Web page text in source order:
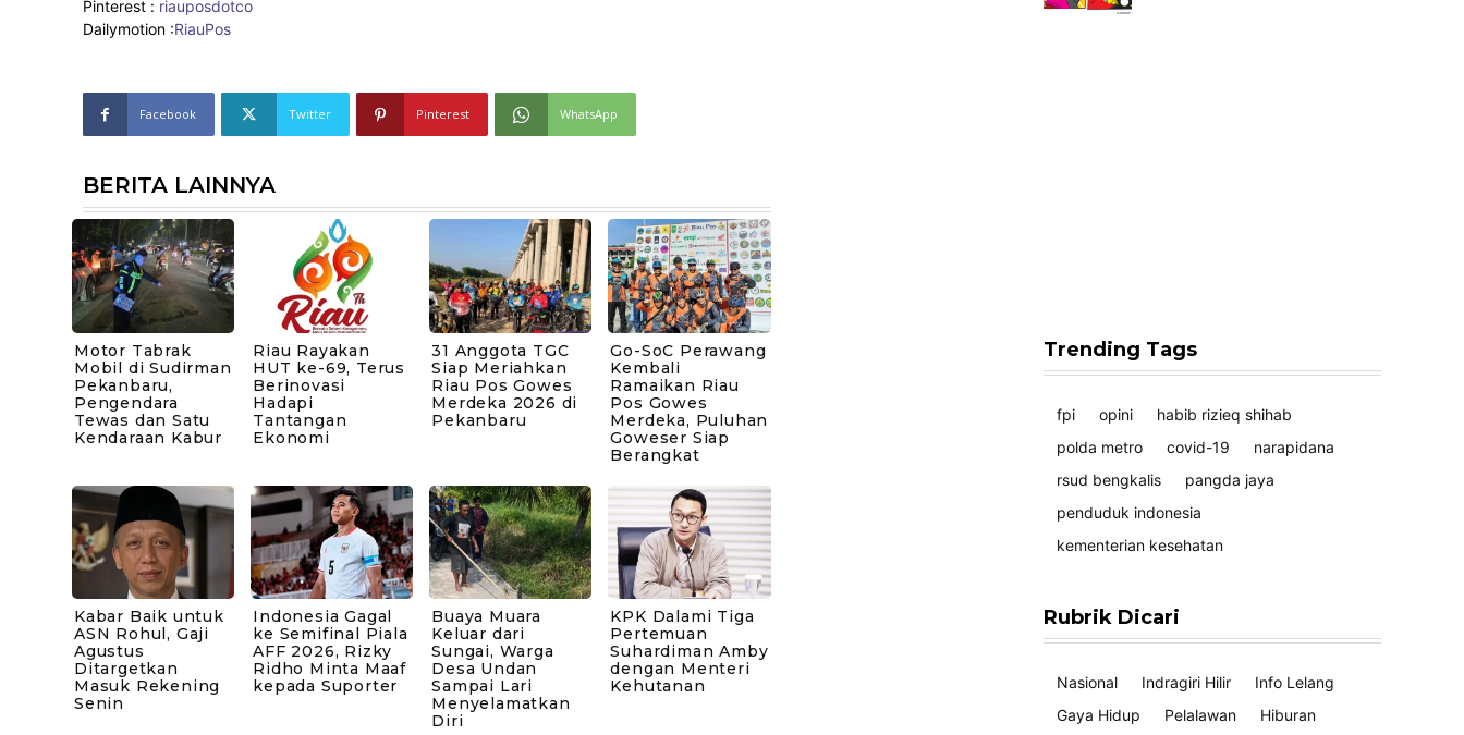
Pinterest : riauposdotco
Dailymotion :RiauPos
Facebook Twitter Pinterest WhatsApp
BERITA LAINNYA
Motor Tabrak
Mobil di Sudirman
Pekanbaru,
Pengendara
Tewas dan Satu
Kendaraan Kabur
Riau Rayakan
HUT ke-69, Terus
Berinovasi
Hadapi
Tantangan
Ekonomi
31 Anggota TGC
Siap Meriahkan
Riau Pos Gowes
Merdeka 2026 di
Pekanbaru
Go-SoC Perawang
Kembali
Ramaikan Riau
Pos Gowes
Merdeka, Puluhan
Goweser Siap
Berangkat
Kabar Baik untuk
ASN Rohul, Gaji
Agustus
Ditargetkan
Masuk Rekening
Senin
Indonesia Gagal
ke Semifinal Piala
AFF 2026, Rizky
Ridho Minta Maaf
kepada Suporter
Buaya Muara
Keluar dari
Sungai, Warga
Desa Undan
Sampai Lari
Menyelamatkan
Diri
KPK Dalami Tiga
Pertemuan
Suhardiman Amby
dengan Menteri
Kehutanan
Trending Tags
fpi opini
habib rizieq shihab
polda metro
covid-19
narapidana
rsud bengkalis
pangda jaya
penduduk indonesia
kementerian kesehatan
Rubrik Dicari
Nasional Indragiri Hilir
Info Lelang
Gaya Hidup
Pelalawan Hiburan